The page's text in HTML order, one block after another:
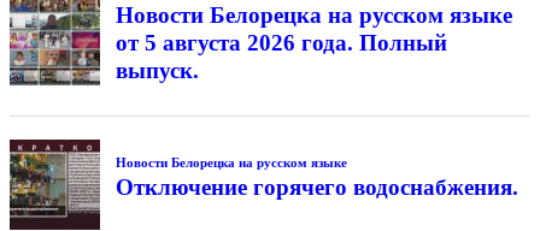
Новости Белорецка на русском языке
от 5 августа 2026 года. Полный
выпуск.
Новости Белорецка на русском языке
Отключение горячего водоснабжения.